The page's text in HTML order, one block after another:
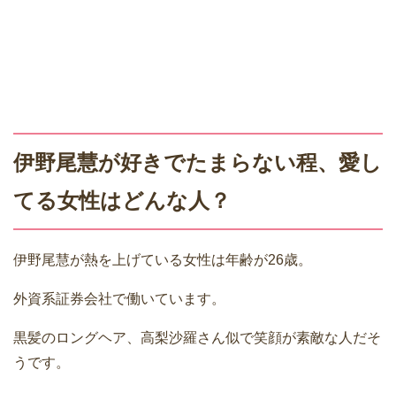
伊野尾慧が好きでたまらない程、愛し
てる女性はどんな人？
伊野尾慧が熱を上げている女性は年齢が26歳。
外資系証券会社で働いています。
黒髪のロングヘア、高梨沙羅さん似で笑顔が素敵な人だそ
うです。